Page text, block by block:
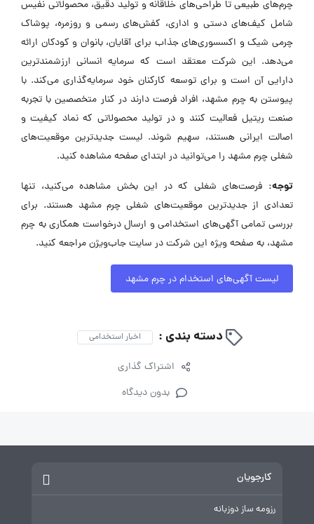
چرم‌های طبیعی تا طراحی‌های خلاقانه و تولید دقیق، محصولاتی نفیس
شامل کیف‌های دستی و اداری، کفش‌های رسمی و روزمره، پوشاک
چرمی شیک و اکسسوری‌های جذاب برای آقایان، بانوان و کودکان ارائه
می‌دهد. این شرکت معتقد است که سرمایه انسانی ارزشمندترین
دارایی آن است و برای توسعه کارکنان خود سرمایه‌گذاری می‌کند. با
پیوستن به چرم مشهد، افراد فرصت دارند در کنار متخصصین با تجربه
صنعت ریتیل فعالیت کنند و در تولید محصولاتی که نماد کیفیت و
اصالت ایرانی هستند، سهیم شوند. لیست جدیدترین موقعیت‌های
شغلی چرم مشهد را می‌توانید در ابتدای صفحه مشاهده کنید.
توجه: فرصت‌های شغلی که در این بخش مشاهده می‌کنید، تنها
تعدادی از جدیدترین موقعیت‌های شغلی چرم مشهد هستند. برای
بررسی تمامی آگهی‌های استخدامی و ارسال درخواست همکاری به چرم
مشهد، به صفحه ویژه این شرکت در سایت جاب‌ویژن مراجعه کنید.
لیست آگهی‌های استخدام در چرم مشهد
دسته بندی : اخبار استخدامی
اشتراک گذاری
بدون دیدگاه
کارجویان
رزومه ساز دوزبانه